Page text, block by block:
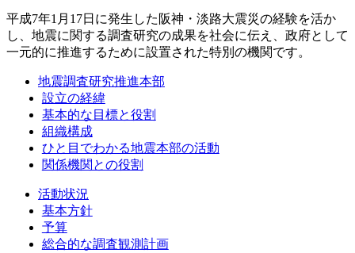
平成7年1月17日に発生した阪神・淡路大震災の経験を活か
し、地震に関する調査研究の成果を社会に伝え、政府として
一元的に推進するために設置された特別の機関です。
地震調査研究推進本部
設立の経緯
基本的な目標と役割
組織構成
ひと目でわかる地震本部の活動
関係機関との役割
活動状況
基本方針
予算
総合的な調査観測計画